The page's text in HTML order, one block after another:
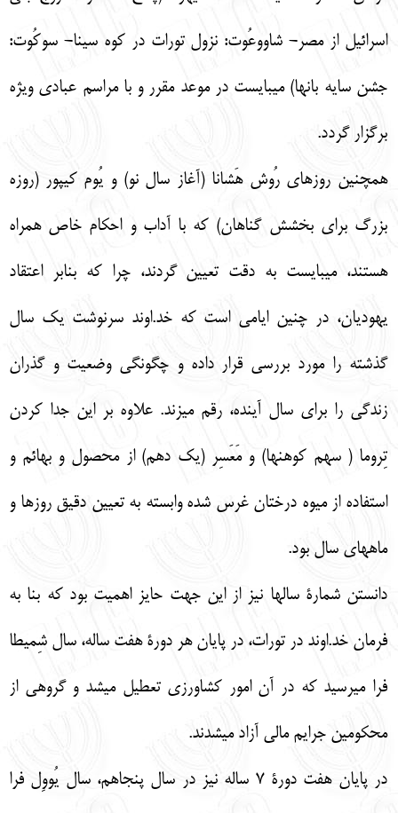
اسرائيل از مصر- شاووعُوت: نزول تورات در كوه سينا- سوكُوت:
جشن سايه بانها) ميبايست در موعد مقرر و با مراسم عبادي ويژه
برگزار گردد.
همچنين روزهاي رُوش هَشانا (آغاز سال نو) و يُوم كيپور (روزه
بزرگ براي بخشش گناهان) كه با آداب و احكام خاص همراه
هستند، ميبايست به دقت تعيين گردند، چرا كه بنابر اعتقاد
يهوديان، در چنين ايامي است كه خد.اوند سرنوشت يك سال
گذشته را مورد بررسي قرار داده و چگونگي وضعيت و گذران
زندگي را براي سال آينده، رقم ميزند. علاوه بر اين جدا كردن
تِروما ( سهم كوهنها) و مَعَسِر (يك دهم) از محصول و بهائم و
استفاده از ميوه درختان غرس شده وابسته به تعيين دقيق روزها و
ماههاي سال بود.
دانستن شمارة سالها نيز از اين جهت حايز اهميت بود كه بنا به
فرمان خد.اوند در تورات، در پايان هر دورة هفت ساله، سال شِميطا
فرا ميرسيد كه در آن امور كشاورزي تعطيل ميشد و گروهي از
محكومين جرايم مالي آزاد ميشدند.
در پايان هفت دورة 7 ساله نيز در سال پنجاهم، سال يُووِل فرا